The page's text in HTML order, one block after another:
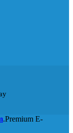
.Premium E-